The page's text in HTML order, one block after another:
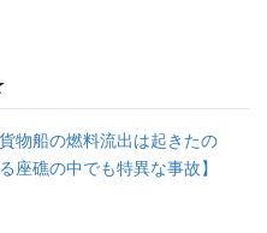
物船の燃料流出は起きたの
座礁の中でも特異な事故】